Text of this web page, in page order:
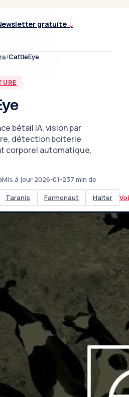
gratuite ↓
/CattleEye
bétail IA, vision par
détection boiterie
corporel automatique,
Mis à jour 2026-01-237 min de
Taranis Farmonaut Halter